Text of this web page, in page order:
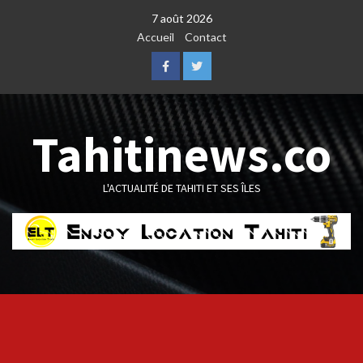
7 août 2026
Accueil
Contact
FacebookTwitter
Tahitinews.co
L'ACTUALITÉ DE TAHITI ET SES ÎLES